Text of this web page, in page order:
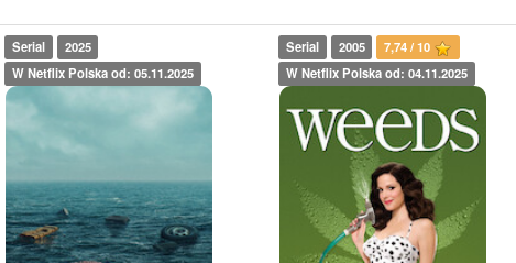
Serial
2025
W Netflix Polska od: 05.11.2025
Serial 2005
7,74 / 10
W Netflix Polska od: 04.11.2025